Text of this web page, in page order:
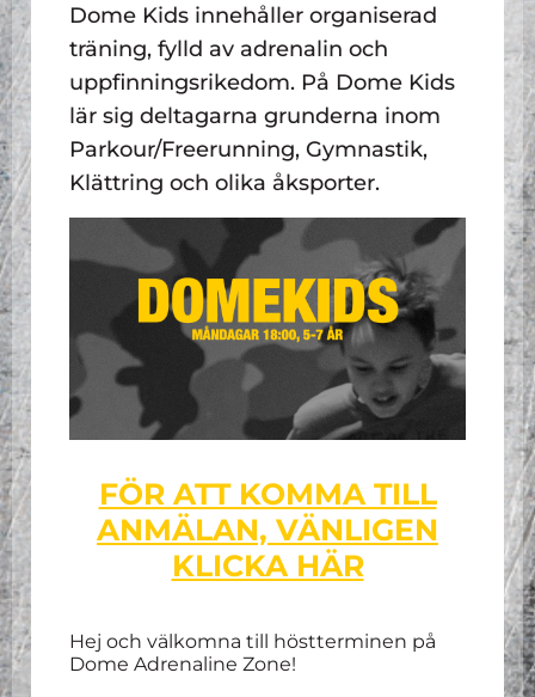
Dome Kids innehåller organiserad
träning, fylld av adrenalin och
uppfinningsrikedom. På Dome Kids
lär sig deltagarna grunderna inom
Parkour/Freerunning, Gymnastik,
Klättring och olika åksporter.
FÖR ATT KOMMA TILL
ANMÄLAN, VÄNLIGEN
KLICKA HÄR
Hej och välkomna till höstterminen på
Dome Adrenaline Zone!